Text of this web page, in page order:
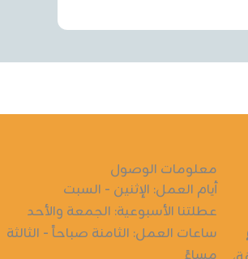
معلومات الوصول
أيام العمل: الإثنين - السبت
عطلتنا الأسبوعية: الجمعة والأحد
ساعات العمل: الثامنة صباحاً - الثالثة